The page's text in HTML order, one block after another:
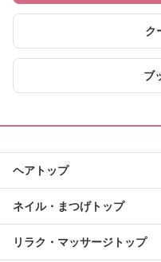
ク
ブ
ヘアトップ
ネイル・まつげトップ
リラク・マッサージトップ